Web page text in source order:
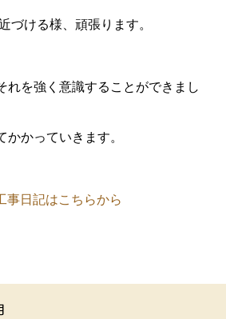
づける様、頑張ります。
れを強く意識することができまし
かっていきます。
事日記はこちらから